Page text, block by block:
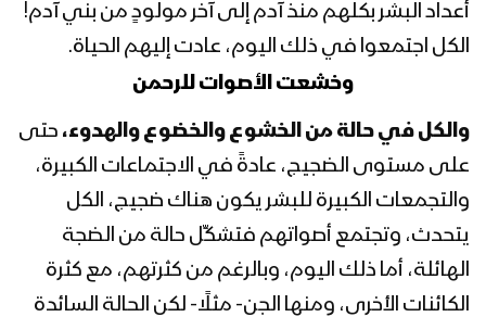
رمضان 1442هـ
المحاضرة الرمضانية الخامسة والعشرون
رمضان 1442هـ
المحاضرة الرمضانية الرابعة والعشرون
رمضان 1442هـ
المحاضرة الرمضانية الثالثة والعشرون للسيد
أعداد البشر بكلهم منذ آدم إلى آخر مولودٍ من بني آدم!
الكل اجتمعوا في ذلك اليوم، عادت إليهم الحياة.
وخشعت الأصوات للرحمن
والكل في حالة من الخشوع والخضوع والهدوء، حتى
على مستوى الضجيج، عادةً في الاجتماعات الكبيرة،
والتجمعات الكبيرة للبشر يكون هناك ضجيج، الكل
يتحدث، وتجتمع أصواتهم فتشكِّل حالة من الضجة
الهائلة، أما ذلك اليوم، وبالرغم من كثرتهم، مع كثرة
الكائنات الأخرى، ومنها الجن- مثلًا- لكن الحالة السائدة